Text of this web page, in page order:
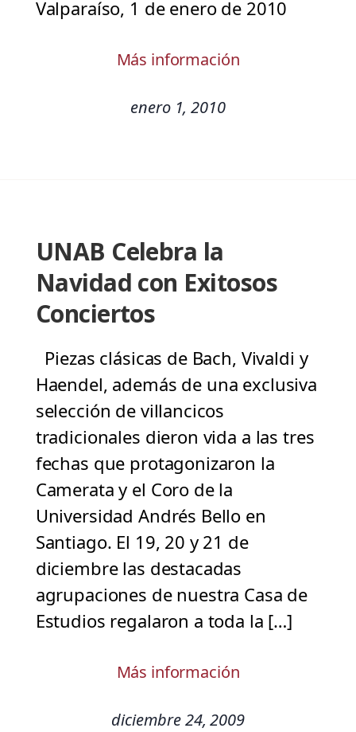
Valparaíso, 1 de enero de 2010
Más información
enero 1, 2010
UNAB Celebra la
Navidad con Exitosos
Conciertos
Piezas clásicas de Bach, Vivaldi y
Haendel, además de una exclusiva
selección de villancicos
tradicionales dieron vida a las tres
fechas que protagonizaron la
Camerata y el Coro de la
Universidad Andrés Bello en
Santiago. El 19, 20 y 21 de
diciembre las destacadas
agrupaciones de nuestra Casa de
Estudios regalaron a toda la […]
Más información
diciembre 24, 2009